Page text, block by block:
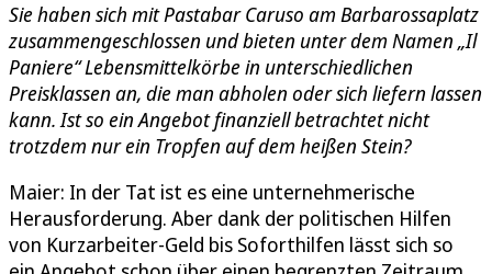
Sie haben sich mit Pastabar Caruso am Barbarossaplatz
zusammengeschlossen und bieten unter dem Namen „Il
Paniere“ Lebensmittelkörbe in unterschiedlichen
Preisklassen an, die man abholen oder sich liefern lassen
kann. Ist so ein Angebot finanziell betrachtet nicht
trotzdem nur ein Tropfen auf dem heißen Stein?
Maier: In der Tat ist es eine unternehmerische
Herausforderung. Aber dank der politischen Hilfen
von Kurzarbeiter-Geld bis Soforthilfen lässt sich so